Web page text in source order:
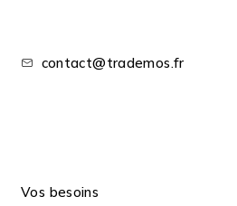
contact@trademos.fr
Vos besoins